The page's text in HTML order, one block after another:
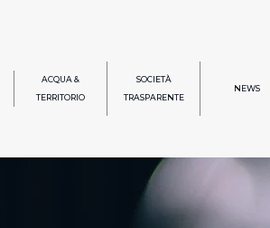
ACQUA &
TERRITORIO
SOCIETÀ
TRASPARENTE
NEWS